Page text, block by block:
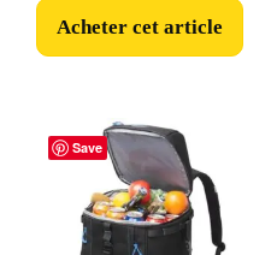
Acheter cet article
Save